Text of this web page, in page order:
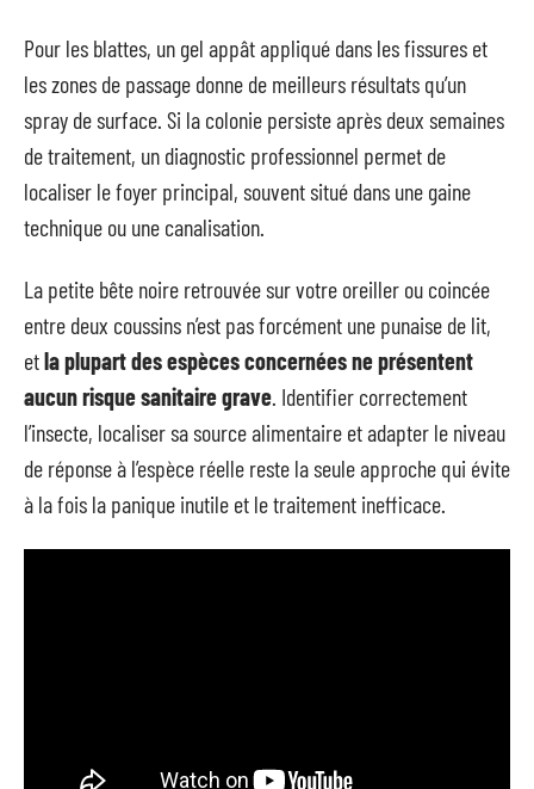
Pour les blattes, un gel appât appliqué dans les fissures et
les zones de passage donne de meilleurs résultats qu’un
spray de surface. Si la colonie persiste après deux semaines
de traitement, un diagnostic professionnel permet de
localiser le foyer principal, souvent situé dans une gaine
technique ou une canalisation.
La petite bête noire retrouvée sur votre oreiller ou coincée
entre deux coussins n’est pas forcément une punaise de lit,
etla plupart des espèces concernées ne présentent
aucun risque sanitaire grave. Identifier correctement
l’insecte, localiser sa source alimentaire et adapter le niveau
de réponse à l’espèce réelle reste la seule approche qui évite
à la fois la panique inutile et le traitement inefficace.